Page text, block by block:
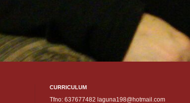
CURRICULUM
Tfno: 637677482 laguna198@hotmail.com